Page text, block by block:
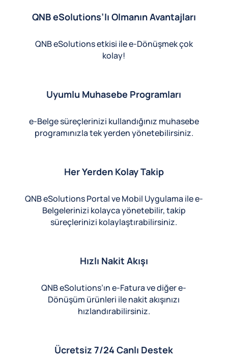
QNB eSolutions’lı Olmanın Avantajları
QNB eSolutions etkisi ile e-Dönüşmek çok
kolay!
Uyumlu Muhasebe Programları
e-Belge süreçlerinizi kullandığınız muhasebe
programınızla tek yerden yönetebilirsiniz.
Her Yerden Kolay Takip
QNB eSolutions Portal ve Mobil Uygulama ile e-
Belgelerinizi kolayca yönetebilir, takip
süreçlerinizi kolaylaştırabilirsiniz.
Hızlı Nakit Akışı
QNB eSolutions’ın e-Fatura ve diğer e-
Dönüşüm ürünleri ile nakit akışınızı
hızlandırabilirsiniz.
Ücretsiz 7/24 Canlı Destek